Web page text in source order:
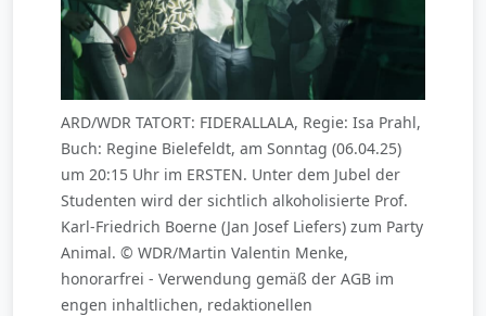
ARD/WDR TATORT: FIDERALLALA, Regie: Isa Prahl,
Buch: Regine Bielefeldt, am Sonntag (06.04.25)
um 20:15 Uhr im ERSTEN. Unter dem Jubel der
Studenten wird der sichtlich alkoholisierte Prof.
Karl-Friedrich Boerne (Jan Josef Liefers) zum Party
Animal. © WDR/Martin Valentin Menke,
honorarfrei - Verwendung gemäß der AGB im
engen inhaltlichen, redaktionellen